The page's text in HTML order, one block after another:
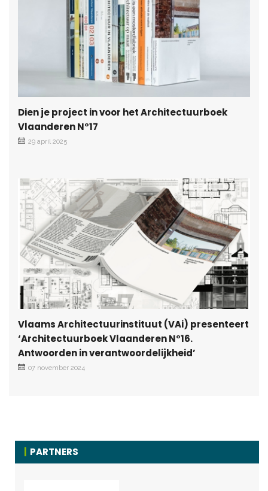
Dien je project in voor het Architectuurboek
Vlaanderen N°17
29 april 2025
Vlaams Architectuurinstituut (VAi) presenteert
‘Architectuurboek Vlaanderen N°16.
Antwoorden in verantwoordelijkheid’
07 november 2024
PARTNERS